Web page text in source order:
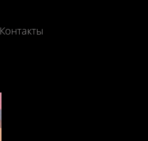
Контакты